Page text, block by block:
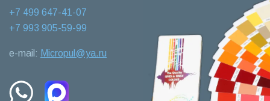
+7 499 647-41-07‬
+7 993 905-59-99‬
e-mail: Micropul@ya.ru